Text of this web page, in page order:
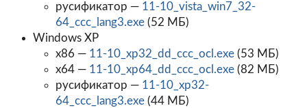
русификатор — 11-10_vista_win7_32-
64_ccc_lang3.exe (52 МБ)
Windows XP
x86 — 11-10_xp32_dd_ccc_ocl.exe (53 МБ)
x64 — 11-10_xp64_dd_ccc_ocl.exe (82 МБ)
русификатор — 11-10_xp32-
64_ccc_lang3.exe (44 МБ)